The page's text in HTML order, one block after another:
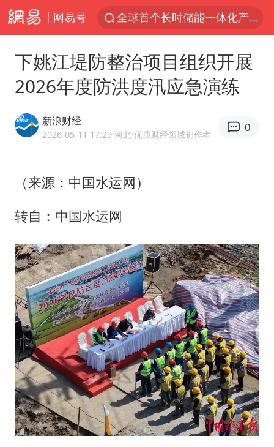
网易号
全球首个长时储能一体化产业园量产
“秋天的第一杯奶茶”6岁了
中巨芯：上半年归母净利润1405.77万元
胡彦斌获《歌手2026》歌王
胜宏科技：股票交易异常波动
美股存储板块集体大跌
东航：国内客票提前14天免费退改
名创优品回应女子吐槽内裤质量差
日本试射“战斧”导弹，国防部回应
胡彦斌韩磊 谁帮谁
夯实基础开新局
下姚江堤防整治项目组织开展
2026年度防洪度汛应急演练
新浪财经
2026-05-11 17:29·河北·优质财经领域创作者
0
（来源：中国水运网）
转自：中国水运网